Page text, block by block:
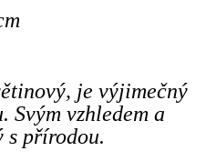
je výjimečný
Svým vzhledem a
s přírodou.